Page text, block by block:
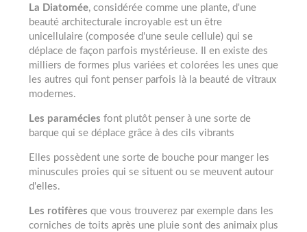
La Diatomée, considérée comme une plante, d'une
beauté architecturale incroyable est un être
unicellulaire (composée d'une seule cellule) qui se
déplace de façon parfois mystérieuse. Il en existe des
milliers de formes plus variées et colorées les unes que
les autres qui font penser parfois là la beauté de vitraux
modernes.
Les paramécies font plutôt penser à une sorte de
barque qui se déplace grâce à des cils vibrants
Elles possèdent une sorte de bouche pour manger les
minuscules proies qui se situent ou se meuvent autour
d'elles.
Les rotifères que vous trouverez par exemple dans les
corniches de toits après une pluie sont des animaix plus